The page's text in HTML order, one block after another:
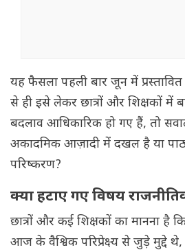
यह फैसला पहली बार जून में
से ही इसे लेकर छात्रों और शिक्षकों में
बदलाव आधिकारिक हो गए हैं, तो
अकादमिक आज़ादी में दखल है या
परिष्करण?
क्या हटाए गए विषय
छात्रों और कई शिक्षकों का मानना है
आज के वैश्विक परिप्रेक्ष्य से जुड़े मुद्दे